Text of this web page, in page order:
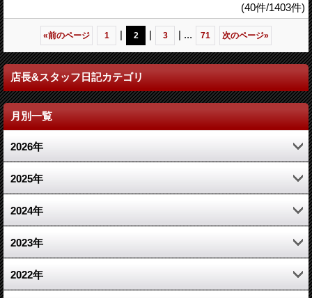
(40件/1403件)
«前のページ 1 | 2 | 3 | ... 71 次のページ»
店長&スタッフ日記カテゴリ
月別一覧
2026年
7月 (7)
5月 (2)
4月 (2)
3月 (2)
2025年
12月 (2)
11月 (2)
10月 (2)
2024年
11月 (2)
5月 (1)
2023年
6月 (1)
2022年